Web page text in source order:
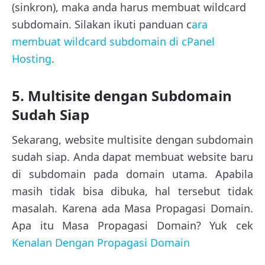
(sinkron), maka anda harus membuat wildcard
subdomain. Silakan ikuti panduan cara
membuat wildcard subdomain di cPanel
Hosting.
5. Multisite dengan Subdomain
Sudah Siap
Sekarang, website multisite dengan subdomain
sudah siap. Anda dapat membuat website baru
di subdomain pada domain utama. Apabila
masih tidak bisa dibuka, hal tersebut tidak
masalah. Karena ada Masa Propagasi Domain.
Apa itu Masa Propagasi Domain? Yuk cek
Kenalan Dengan Propagasi Domain